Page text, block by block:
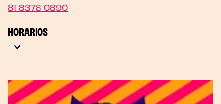
81 8378 0890
HORARIOS